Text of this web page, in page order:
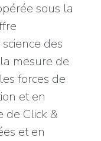
sous la
des
mesure de
forces de
et en
de Click &
et en